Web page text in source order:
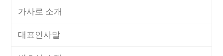
가사로 소개
대표인사말